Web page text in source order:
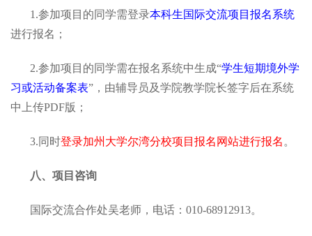
1.参加项目的同学需登录本科生国际交流项目 报名系统
进行报名；
2.参加项目的同学需在报名系统中生成“学生短期境外学
习或活动备案表”，由辅导员及学院教学院长签字后在系统
中上传PDF版；
3.同时登录加州大学尔湾分校项目报名网站进行报名 。
八、项目咨询
国际交流合作处吴老师，电话：010-68912913。